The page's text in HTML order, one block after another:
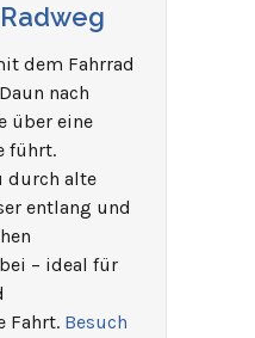
dem Fahrrad
nach
über eine
führt.
durch alte
entlang und
– ideal für
Fahrt. Besuch